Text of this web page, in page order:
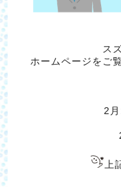
ス
ホームページをご
2
上